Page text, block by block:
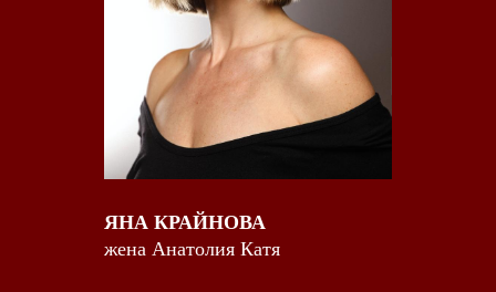
ЯНА КРАЙНОВА
жена Анатолия Катя